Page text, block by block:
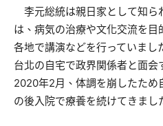
李元総統は親日家として知ら
は、病気の治療や文化交流を目
各地で講演などを行っていまし
台北の自宅で政界関係者と面会
2020年2月、体調を崩したため
の後入院で療養を続けてきまし